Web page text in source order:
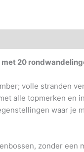
20
volle stranden
alle topmerken en
waar je
zonder een